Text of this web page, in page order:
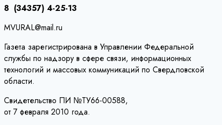
8 (34357) 4-25-13
MVURAL@mail.ru
Газета зарегистрирована в Управлении Федеральной
службы по надзору в сфере связи, информационных
технологий и массовых коммуникаций по Свердловской
области.
Свидетельство ПИ №ТУ66-00588,
от 7 февраля 2010 года.